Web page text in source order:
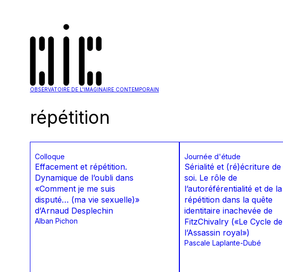
OBSERVATOIRE DE L'IMAGINAIRE CONTEMPORAIN
répétition
Colloque
Effacement et répétition.
Dynamique de l’oubli dans
«Comment je me suis
disputé… (ma vie sexuelle)»
d’Arnaud Desplechin
Alban Pichon
Journée d'étude
Sérialité et (ré)écriture de
soi. Le rôle de
l’autoréférentialité et de la
répétition dans la quête
identitaire inachevée de
FitzChivalry («Le Cycle de
l’Assassin royal»)
Pascale Laplante-Dubé